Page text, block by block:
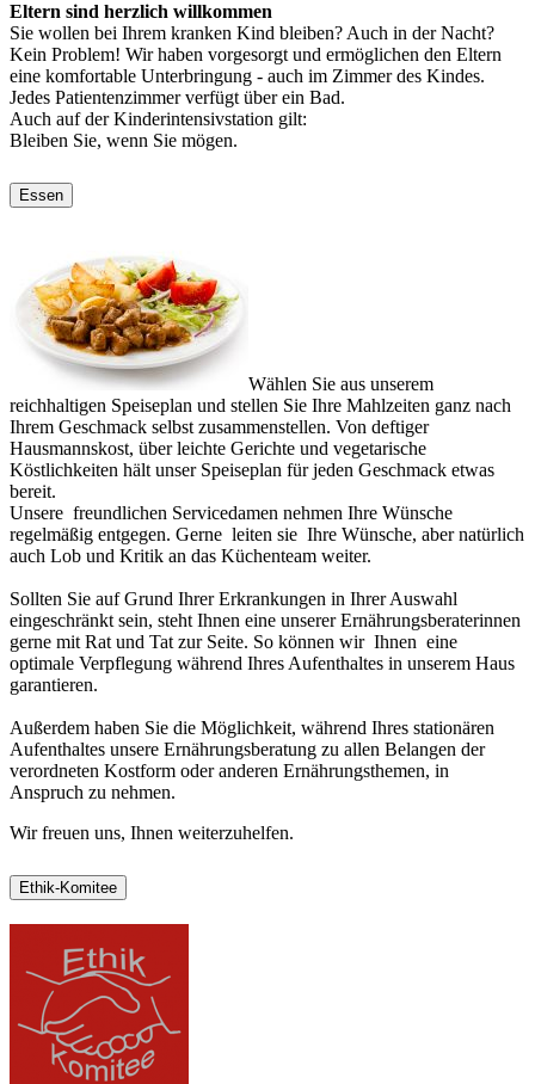
Eltern sind herzlich willkommen
Sie wollen bei Ihrem kranken Kind bleiben? Auch in der Nacht?
Kein Problem! Wir haben vorgesorgt und ermöglichen den Eltern
eine komfortable Unterbringung - auch im Zimmer des Kindes.
Jedes Patientenzimmer verfügt über ein Bad.
Auch auf der Kinderintensivstation gilt:
Bleiben Sie, wenn Sie mögen.
Essen
Wählen Sie aus unserem
reichhaltigen Speiseplan und stellen Sie Ihre Mahlzeiten ganz nach
Ihrem Geschmack selbst zusammenstellen. Von deftiger
Hausmannskost, über leichte Gerichte und vegetarische
Köstlichkeiten hält unser Speiseplan für jeden Geschmack etwas
bereit.
Unsere freundlichen Servicedamen nehmen Ihre Wünsche
regelmäßig entgegen. Gerne leiten sie Ihre Wünsche, aber natürlich
auch Lob und Kritik an das Küchenteam weiter.
Sollten Sie auf Grund Ihrer Erkrankungen in Ihrer Auswahl
eingeschränkt sein, steht Ihnen eine unserer Ernährungsberaterinnen
gerne mit Rat und Tat zur Seite. So können wir Ihnen eine
optimale Verpflegung während Ihres Aufenthaltes in unserem Haus
garantieren.
Außerdem haben Sie die Möglichkeit, während Ihres stationären
Aufenthaltes unsere Ernährungsberatung zu allen Belangen der
verordneten Kostform oder anderen Ernährungsthemen, in
Anspruch zu nehmen.
Wir freuen uns, Ihnen weiterzuhelfen.
Ethik-Komitee